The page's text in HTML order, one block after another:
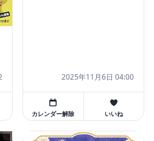
2025年11月6日 04:00
カレンダー解除 いいね